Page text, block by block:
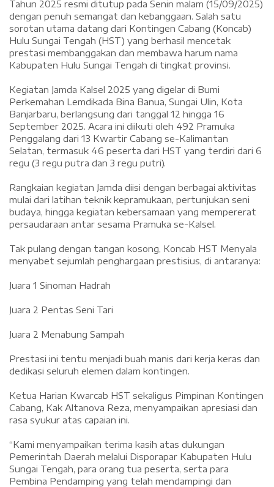
Tahun 2025 resmi ditutup pada Senin malam (15/09/2025)
dengan penuh semangat dan kebanggaan. Salah satu
sorotan utama datang dari Kontingen Cabang (Koncab)
Hulu Sungai Tengah (HST) yang berhasil mencetak
prestasi membanggakan dan membawa harum nama
Kabupaten Hulu Sungai Tengah di tingkat provinsi.
‎Kegiatan Jamda Kalsel 2025 yang digelar di Bumi
Perkemahan Lemdikada Bina Banua, Sungai Ulin, Kota
Banjarbaru, berlangsung dari tanggal 12 hingga 16
September 2025. Acara ini diikuti oleh 492 Pramuka
Penggalang dari 13 Kwartir Cabang se-Kalimantan
Selatan, termasuk 46 peserta dari HST yang terdiri dari 6
regu (3 regu putra dan 3 regu putri).
‎Rangkaian kegiatan Jamda diisi dengan berbagai aktivitas
mulai dari latihan teknik kepramukaan, pertunjukan seni
budaya, hingga kegiatan kebersamaan yang mempererat
persaudaraan antar sesama Pramuka se-Kalsel.
‎Tak pulang dengan tangan kosong, Koncab HST Menyala
menyabet sejumlah penghargaan prestisius, di antaranya:
‎Juara 1 Sinoman Hadrah
‎Juara 2 Pentas Seni Tari
‎Juara 2 Menabung Sampah
‎Prestasi ini tentu menjadi buah manis dari kerja keras dan
dedikasi seluruh elemen dalam kontingen.
‎Ketua Harian Kwarcab HST sekaligus Pimpinan Kontingen
Cabang, Kak Altanova Reza, menyampaikan apresiasi dan
rasa syukur atas capaian ini.
‎“Kami menyampaikan terima kasih atas dukungan
Pemerintah Daerah melalui Disporapar Kabupaten Hulu
Sungai Tengah, para orang tua peserta, serta para
Pembina Pendamping yang telah mendampingi dan